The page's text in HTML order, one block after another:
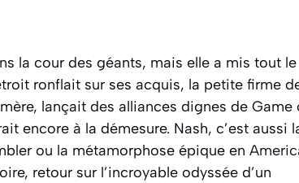
la cour des géants, mais elle a mis tout le
ronflait sur ses acquis, la petite firme
lançait des alliances dignes de Game
encore à la démesure. Nash, c’est aussi
ou la métamorphose épique en
retour sur l’incroyable odyssée d’un